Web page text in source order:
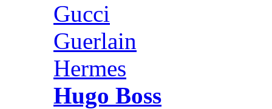
Gucci
Guerlain
Hermes
Hugo Boss